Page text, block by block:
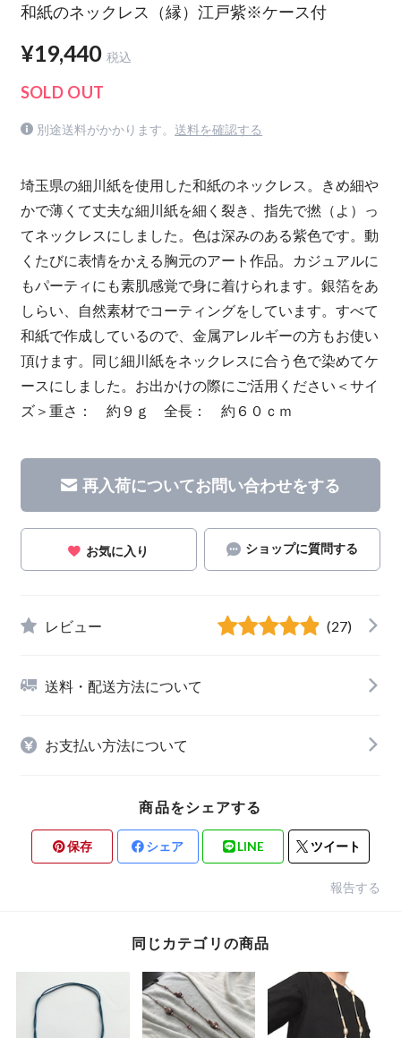
和紙のネックレス（縁）江戸紫※ケース付
¥19,440 税込
SOLD OUT
別途送料がかかります。 送料を確認する
埼玉県の細川紙を使用した和紙のネックレス。きめ細や
かで薄くて丈夫な細川紙を細く裂き、指先で撚（よ）っ
てネックレスにしました。色は深みのある紫色です。動
くたびに表情をかえる胸元のアート作品。カジュアルに
もパーティにも素肌感覚で身に着けられます。銀箔をあ
しらい、自然素材でコーティングをしています。すべて
和紙で作成しているので、金属アレルギーの方もお使い
頂けます。同じ細川紙をネックレスに合う色で染めてケ
ースにしました。お出かけの際にご活用ください＜サイ
ズ＞重さ： 約９ｇ 全長： 約６０ｃｍ
再入荷についてお問い合わせをする
お気に入り ショップに質問する
レビュー (27)
送料・配送方法について
お支払い方法について
商品をシェアする
保存 シェア LINE ツイート
報告する
同じカテゴリの商品